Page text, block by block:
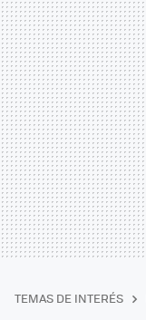
TEMAS DE INTERÉS